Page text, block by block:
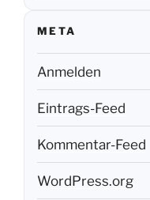
META
Anmelden
Eintrags-Feed
Kommentar-Feed
WordPress.org